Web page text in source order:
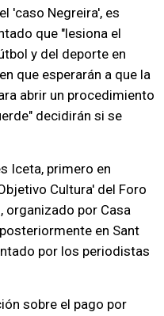
'caso Negreira', es
que "lesiona el
y del deporte en
que esperarán a que la
abrir un procedimiento
decidirán si se
Iceta, primero en
Cultura' del Foro
organizado por Casa
en Sant
por los periodistas
sobre el pago por